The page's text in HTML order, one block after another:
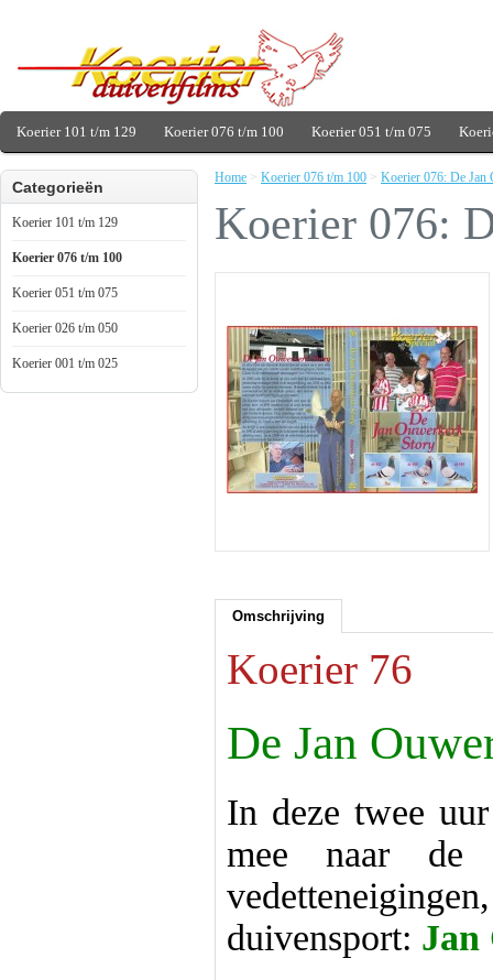
Koerier 101 t/m 129 Koerier 076 t/m 100 Koerier 051 t/m 075
Categorieën
Koerier 101 t/m 129
Koerier 076 t/m 100
Koerier 051 t/m 075
Koerier 026 t/m 050
Koerier 001 t/m 025
Home > Koerier 076 t/m 100 > Koerier 076: De Jan
Koerier 076:
Omschrijving
Koerier 76
De Jan
In deze twee
mee naar de
duivensport: Jan